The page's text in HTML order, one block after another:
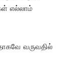
எல்லாம்
வருவதில்